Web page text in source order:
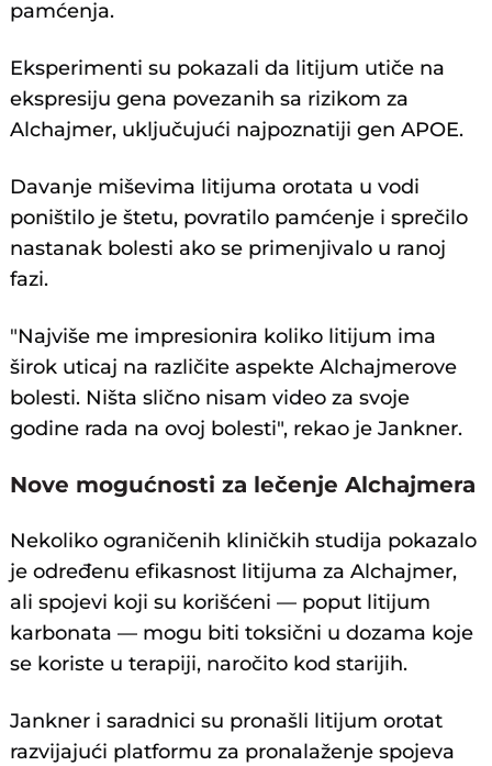
pamćenja.
Eksperimenti su pokazali da litijum utiče na
ekspresiju gena povezanih sa rizikom za
Alchajmer, uključujući najpoznatiji gen APOE.
Davanje miševima litijuma orotata u vodi
poništilo je štetu, povratilo pamćenje i sprečilo
nastanak bolesti ako se primenjivalo u ranoj
fazi.
"Najviše me impresionira koliko litijum ima
širok uticaj na različite aspekte Alchajmerove
bolesti. Ništa slično nisam video za svoje
godine rada na ovoj bolesti", rekao je Jankner.
Nove mogućnosti za lečenje Alchajmera
Nekoliko ograničenih kliničkih studija pokazalo
je određenu efikasnost litijuma za Alchajmer,
ali spojevi koji su korišćeni — poput litijum
karbonata — mogu biti toksični u dozama koje
se koriste u terapiji, naročito kod starijih.
Jankner i saradnici su pronašli litijum orotat
razvijajući platformu za pronalaženje spojeva